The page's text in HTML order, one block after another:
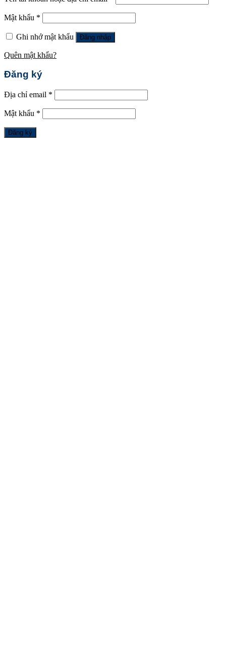
Mật khẩu *
Ghi nhớ mật khẩu Đăng nhập
Quên mật khẩu?
Đăng ký
Địa chỉ email *
Mật khẩu *
Đăng ký